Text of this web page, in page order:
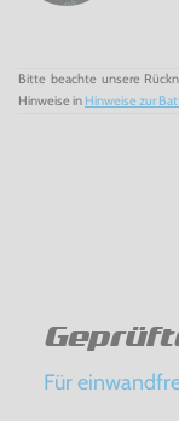
Bitte beachte unsere
Hinweise in Hinweise zur
Für